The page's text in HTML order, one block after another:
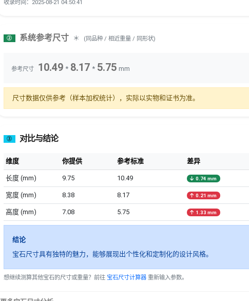
收录时间：2025-08-21 04:50:41
② 系统参考尺寸 ＊ (同品种 / 相近重量 / 同形状)
参考尺寸 10.49 * 8.17 * 5.75 mm
尺寸数据仅供参考（样本加权统计），实际以实物和证书为准。
③ 对比与结论
维度 你提供 参考标准 差异
长度 (mm) 9.75 10.49 0.74 mm
宽度 (mm) 8.38 8.17 0.21 mm
高度 (mm) 7.08 5.75 1.33 mm
结论
宝石尺寸具有独特的魅力，能够展现出个性化和定制化的设计风格。
想继续测算其他宝石的尺寸或重量？前往 宝石尺寸计算器 重新输入参数。